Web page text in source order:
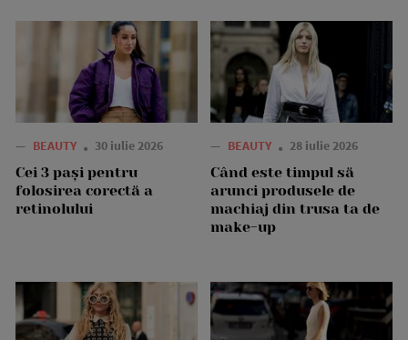
— BEAUTY 30 iulie 2026
Cei 3 pași pentru
folosirea corectă a
retinolului
— BEAUTY 28 iulie 2026
Când este timpul să
arunci produsele de
machiaj din trusa ta de
make-up